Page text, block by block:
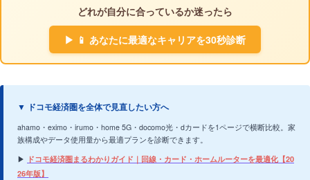
どれが自分に合っているか迷ったら
▶ 📱 あなたに最適なキャリアを30秒診断
▼ ドコモ経済圏を全体で見直したい方へ
ahamo・eximo・irumo・home 5G・docomo光・dカードを1ページで横断比較。家
族構成やデータ使用量から最適プランを診断できます。
▶ ドコモ経済圏まるわかりガイド｜回線・カード・ホームルーターを最適化【20
26年版】